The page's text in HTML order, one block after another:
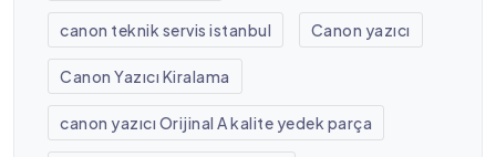
canon teknik servis istanbul Canon yazıcı
Canon Yazıcı Kiralama
canon yazıcı Orijinal A kalite yedek parça